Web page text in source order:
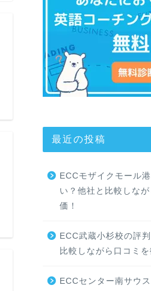
最近の投稿
ECCモザイクモール
い？他社と比較しな
価！
ECC武蔵小杉校の評
比較しながら口コミを
ECCセンター南サウ